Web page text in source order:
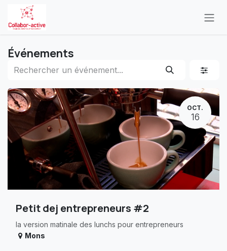
Se rendre au contenu
Événements
OCT.
16
Petit dej entrepreneurs #2
la version matinale des lunchs pour entrepreneurs
Mons